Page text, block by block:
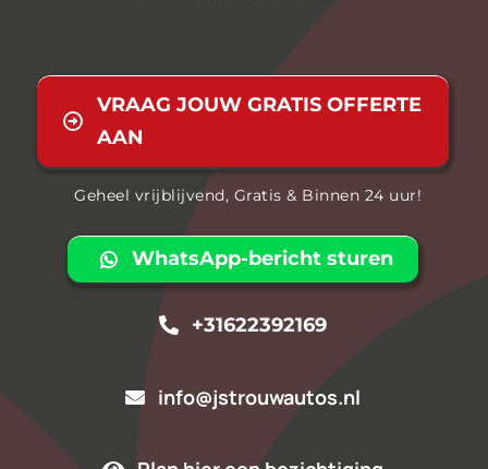
VRAAG JOUW GRATIS OFFERTE
AAN
Geheel vrijblijvend, Gratis & Binnen 24 uur!
WhatsApp-bericht sturen
+31622392169
info@jstrouwautos.nl